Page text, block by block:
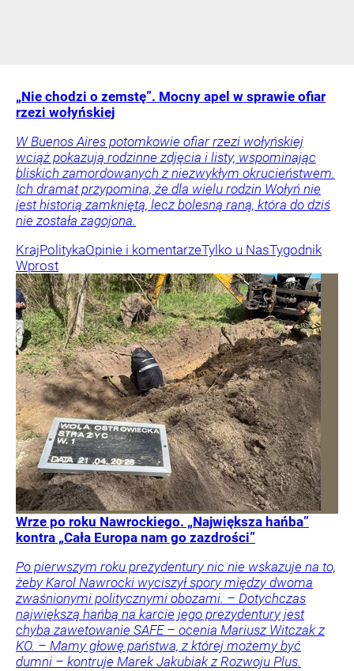
„Nie chodzi o zemstę”. Mocny apel w sprawie ofiar
rzezi wołyńskiej
W Buenos Aires potomkowie ofiar rzezi wołyńskiej
wciąż pokazują rodzinne zdjęcia i listy, wspominając
bliskich zamordowanych z niezwykłym okrucieństwem.
Ich dramat przypomina, że dla wielu rodzin Wołyń nie
jest historią zamkniętą, lecz bolesną raną, która do dziś
nie została zagojona.
KrajPolitykaOpinie i komentarzeTylko u NasTygodnik
Wprost
Wrze po roku Nawrockiego. „Największa hańba”
kontra „Cała Europa nam go zazdrości”
Po pierwszym roku prezydentury nic nie wskazuje na to,
żeby Karol Nawrocki wyciszył spory między dwoma
zwaśnionymi politycznymi obozami. – Dotychczas
największą hańbą na karcie jego prezydentury jest
chyba zawetowanie SAFE – ocenia Mariusz Witczak z
KO. – Mamy głowę państwa, z której możemy być
dumni – kontruje Marek Jakubiak z Rozwoju Plus.